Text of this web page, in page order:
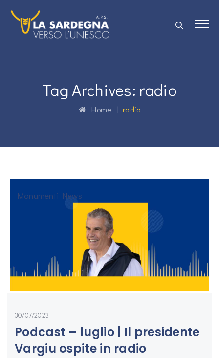
Tag Archives: radio
Home |radio
Monumenti News
30/07/2023
Podcast – luglio | Il presidente
Vargiu ospite in radio